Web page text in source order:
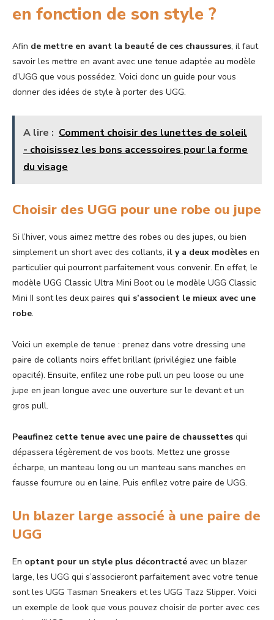
en fonction de son style ?
Afin de mettre en avant la beauté de ces chaussures, il faut
savoir les mettre en avant avec une tenue adaptée au modèle
d’UGG que vous possédez. Voici donc un guide pour vous
donner des idées de style à porter des UGG.
A lire : Comment choisir des lunettes de soleil
- choisissez les bons accessoires pour la forme
du visage
Choisir des UGG pour une robe ou jupe
Si l’hiver, vous aimez mettre des robes ou des jupes, ou bien
simplement un short avec des collants, il y a deux modèles en
particulier qui pourront parfaitement vous convenir. En effet, le
modèle UGG Classic Ultra Mini Boot ou le modèle UGG Classic
Mini II sont les deux paires qui s’associent le mieux avec une
robe.
Voici un exemple de tenue : prenez dans votre dressing une
paire de collants noirs effet brillant (privilégiez une faible
opacité). Ensuite, enfilez une robe pull un peu loose ou une
jupe en jean longue avec une ouverture sur le devant et un
gros pull.
Peaufinez cette tenue avec une paire de chaussettes qui
dépassera légèrement de vos boots. Mettez une grosse
écharpe, un manteau long ou un manteau sans manches en
fausse fourrure ou en laine. Puis enfilez votre paire de UGG.
Un blazer large associé à une paire de
UGG
En optant pour un style plus décontracté avec un blazer
large, les UGG qui s’associeront parfaitement avec votre tenue
sont les UGG Tasman Sneakers et les UGG Tazz Slipper. Voici
un exemple de look que vous pouvez choisir de porter avec ces